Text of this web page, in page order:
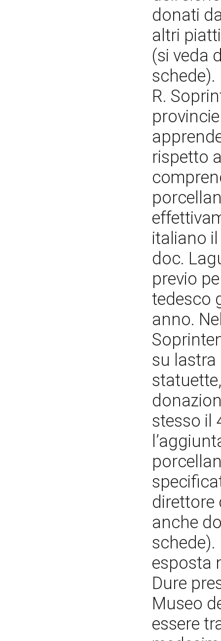
donati
altri
(si veda
R.
rispetto
italiano
doc.
previo
tedesco
anno.
su
stesso il
direttore
anche
schede).
esposta
Dure
Museo
essere